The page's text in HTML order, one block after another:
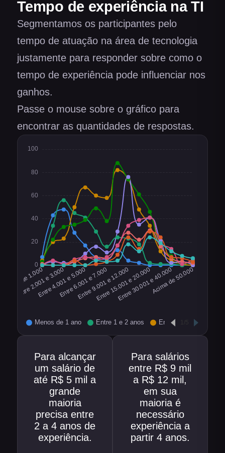
Tempo de experiência na TI
Segmentamos os participantes pelo
tempo de atuação na área de tecnologia
justamente para responder sobre como o
tempo de experiência pode influenciar nos
ganhos.
Passe o mouse sobre o gráfico para
encontrar as quantidades de respostas.
Para alcançar
um salário de
até R$ 5 mil a
grande
maioria
precisa entre
2 a 4 anos de
experiência.
Para salários
entre R$ 9 mil
a R$ 12 mil,
em sua
maioria é
necessário
experiência a
partir 4 anos.